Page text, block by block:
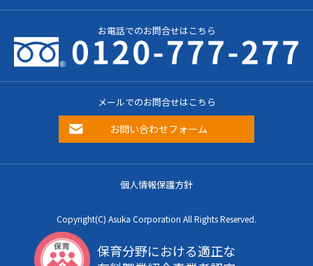
お電話でのお問合せはこちら
メールでのお問合せはこちら
お問い合わせフォーム
個人情報保護方針
Copyright(C) Asuka Corporation All Rights Reserved.
保育分野における適正な